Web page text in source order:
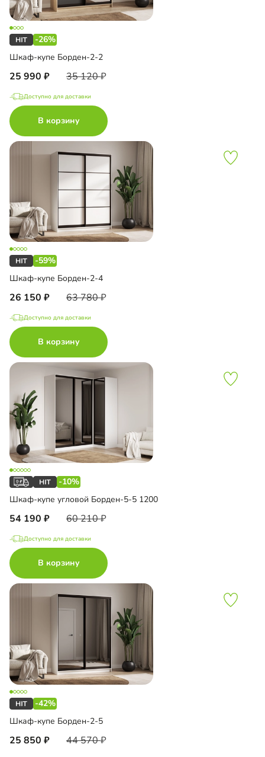
-26%
Шкаф-купе Борден-2-2
25 990 35 120
Доступно для доставки
В корзину
-59%
Шкаф-купе Борден-2-4
26 150 63 780
Доступно для доставки
В корзину
-10%
Шкаф-купе угловой Борден-5-5 1200
54 190 60 210
Доступно для доставки
В корзину
-42%
Шкаф-купе Борден-2-5
25 850 44 570